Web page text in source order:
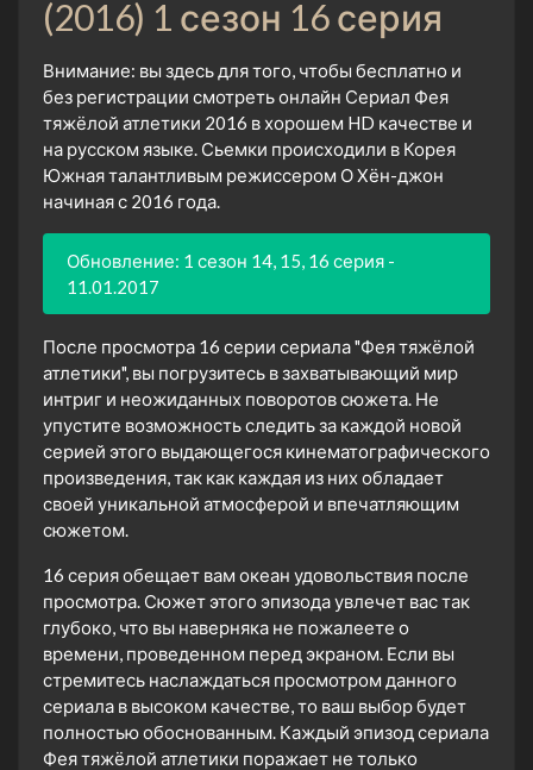
(2016) 1 сезон 16 серия
Внимание: вы здесь для того, чтобы бесплатно и
без регистрации смотреть онлайн Сериал Фея
тяжёлой атлетики 2016 в хорошем HD качестве и
на русском языке. Сьемки происходили в Корея
Южная талантливым режиссером О Хён-джон
начиная с 2016 года.
Обновление: 1 сезон 14, 15, 16 серия -
11.01.2017
После просмотра 16 серии сериала "Фея тяжёлой
атлетики", вы погрузитесь в захватывающий мир
интриг и неожиданных поворотов сюжета. Не
упустите возможность следить за каждой новой
серией этого выдающегося кинематографического
произведения, так как каждая из них обладает
своей уникальной атмосферой и впечатляющим
сюжетом.
16 серия обещает вам океан удовольствия после
просмотра. Сюжет этого эпизода увлечет вас так
глубоко, что вы наверняка не пожалеете о
времени, проведенном перед экраном. Если вы
стремитесь наслаждаться просмотром данного
сериала в высоком качестве, то ваш выбор будет
полностью обоснованным. Каждый эпизод сериала
Фея тяжёлой атлетики поражает не только